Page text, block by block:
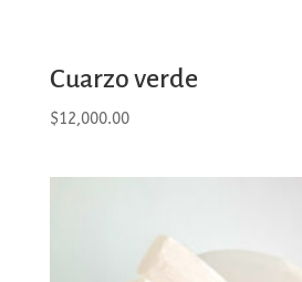
Cuarzo verde
$12,000.00